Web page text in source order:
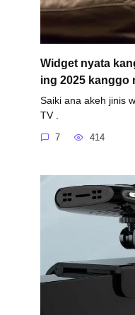
Widget nyata
ing 2025 kanggo
Saiki ana akeh jinis
TV .
7 414